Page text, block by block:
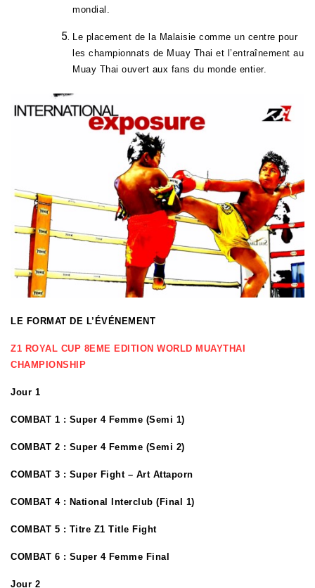
mondial.
Le placement de la Malaisie comme un centre pour
les championnats de Muay Thai et l’entraînement au
Muay Thai ouvert aux fans du monde entier.
LE FORMAT DE L’ÉVÉNEMENT
Z1 ROYAL CUP 8EME EDITION WORLD MUAYTHAI
CHAMPIONSHIP
Jour 1
COMBAT 1 : Super 4 Femme (Semi 1)
COMBAT 2 : Super 4 Femme (Semi 2)
COMBAT 3 : Super Fight – Art Attaporn
COMBAT 4 : National Interclub (Final 1)
COMBAT 5 : Titre Z1 Title Fight
COMBAT 6 : Super 4 Femme Final
Jour 2